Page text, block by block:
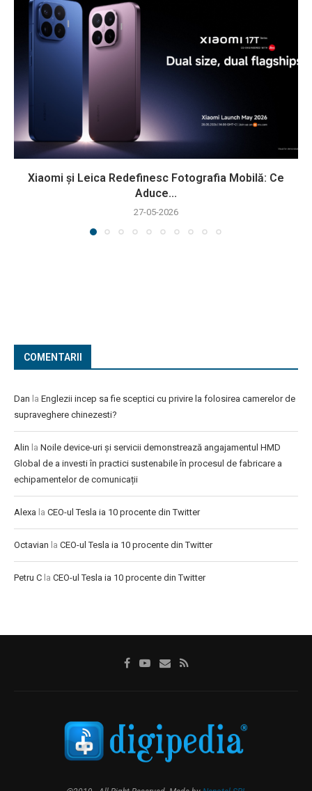
Xiaomi și Leica Redefinesc Fotografia Mobilă: Ce
Aduce...
27-05-2026
COMENTARII
Dan la Englezii incep sa fie sceptici cu privire la folosirea camerelor de
supraveghere chinezesti?
Alin la Noile device-uri și servicii demonstrează angajamentul HMD
Global de a investi în practici sustenabile în procesul de fabricare a
echipamentelor de comunicații
Alexa la CEO-ul Tesla ia 10 procente din Twitter
Octavian la CEO-ul Tesla ia 10 procente din Twitter
Petru C la CEO-ul Tesla ia 10 procente din Twitter